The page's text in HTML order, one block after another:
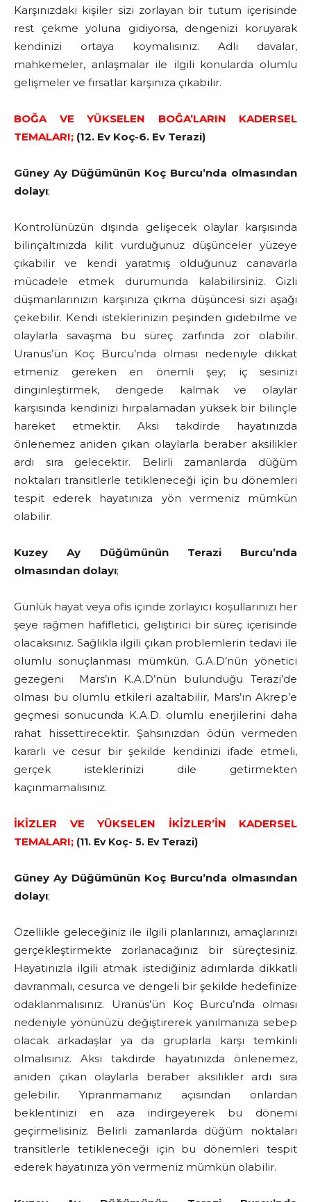
Karşınızdaki kişiler sizi zorlayan bir tutum içerisinde
rest çekme yoluna gidiyorsa, dengenizi koruyarak
kendinizi ortaya koymalısınız. Adli davalar,
mahkemeler, anlaşmalar ile ilgili konularda olumlu
gelişmeler ve fırsatlar karşınıza çıkabilir.
BOĞA VE YÜKSELEN BOĞA’LARIN KADERSEL
TEMALARI; (12. Ev Koç-6. Ev Terazi)
Güney Ay Düğümünün Koç Burcu’nda olmasından
dolayı;
Kontrolünüzün dışında gelişecek olaylar karşısında
bilinçaltınızda kilit vurduğunuz düşünceler yüzeye
çıkabilir ve kendi yaratmış olduğunuz canavarla
mücadele etmek durumunda kalabilirsiniz. Gizli
düşmanlarınızın karşınıza çıkma düşüncesi sizi aşağı
çekebilir. Kendi isteklerinizin peşinden gidebilme ve
olaylarla savaşma bu süreç zarfında zor olabilir.
Uranüs’ün Koç Burcu’nda olması nedeniyle dikkat
etmeniz gereken en önemli şey; iç sesinizi
dinginleştirmek, dengede kalmak ve olaylar
karşısında kendinizi hırpalamadan yüksek bir bilinçle
hareket etmektir. Aksi takdirde hayatınızda
önlenemez aniden çıkan olaylarla beraber aksilikler
ardı sıra gelecektir. Belirli zamanlarda düğüm
noktaları transitlerle tetikleneceği için bu dönemleri
tespit ederek hayatınıza yön vermeniz mümkün
olabilir.
Kuzey Ay Düğümünün Terazi Burcu’nda
olmasından dolayı;
Günlük hayat veya ofis içinde zorlayıcı koşullarınızı her
şeye rağmen hafifletici, geliştirici bir süreç içerisinde
olacaksınız. Sağlıkla ilgili çıkan problemlerin tedavi ile
olumlu sonuçlanması mümkün. G.A.D’nün yönetici
gezegeni Mars’ın K.A.D’nün bulunduğu Terazi’de
olması bu olumlu etkileri azaltabilir, Mars’ın Akrep’e
geçmesi sonucunda K.A.D. olumlu enerjilerini daha
rahat hissettirecektir. Şahsınızdan ödün vermeden
kararlı ve cesur bir şekilde kendinizi ifade etmeli,
gerçek isteklerinizi dile getirmekten
kaçınmamalısınız.
İKİZLER VE YÜKSELEN İKİZLER’İN KADERSEL
TEMALARI; (11. Ev Koç- 5. Ev Terazi)
Güney Ay Düğümünün Koç Burcu’nda olmasından
dolayı;
Özellikle geleceğiniz ile ilgili planlarınızı, amaçlarınızı
gerçekleştirmekte zorlanacağınız bir süreçtesiniz.
Hayatınızla ilgili atmak istediğiniz adımlarda dikkatli
davranmalı, cesurca ve dengeli bir şekilde hedefinize
odaklanmalısınız. Uranüs’ün Koç Burcu’nda olması
nedeniyle yönünüzü değiştirerek yanılmanıza sebep
olacak arkadaşlar ya da gruplarla karşı temkinli
olmalısınız. Aksi takdirde hayatınızda önlenemez,
aniden çıkan olaylarla beraber aksilikler ardı sıra
gelebilir. Yıpranmamanız açısından onlardan
beklentinizi en aza indirgeyerek bu dönemi
geçirmelisiniz. Belirli zamanlarda düğüm noktaları
transitlerle tetikleneceği için bu dönemleri tespit
ederek hayatınıza yön vermeniz mümkün olabilir.